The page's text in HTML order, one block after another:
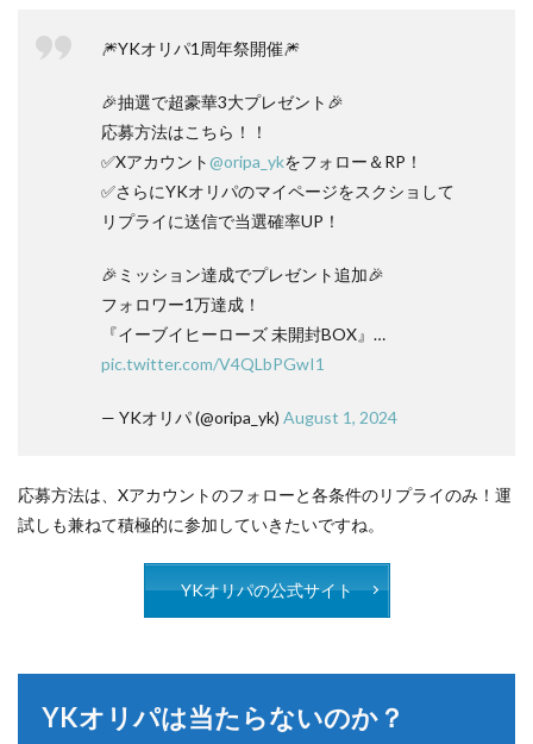
🎆YKオリパ1周年祭開催🎆
🎉抽選で超豪華3大プレゼント🎉
応募方法はこちら！！
✅Xアカウント@oripa_ykをフォロー＆RP！
✅さらにYKオリパのマイページをスクショして
リプライに送信で当選確率UP！
🎉ミッション達成でプレゼント追加🎉
フォロワー1万達成！
『イーブイヒーローズ 未開封BOX』…
pic.twitter.com/V4QLbPGwI1
— YKオリパ (@oripa_yk) August 1, 2024
応募方法は、Xアカウントのフォローと各条件のリプライのみ！運
試しも兼ねて積極的に参加していきたいですね。
YKオリパの公式サイト
YKオリパは当たらないのか？